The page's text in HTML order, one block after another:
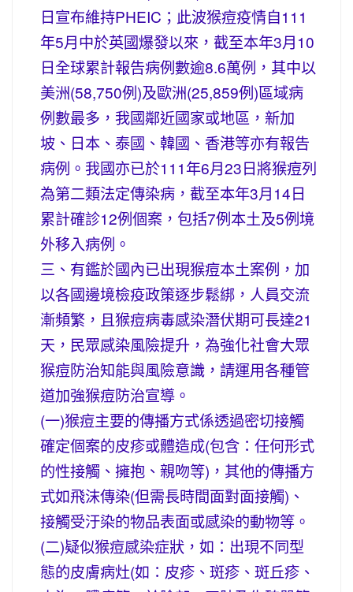
日宣布維持PHEIC；此波猴痘疫情自111
年5月中於英國爆發以來，截至本年3月10
日全球累計報告病例數逾8.6萬例，其中以
美洲(58,750例)及歐洲(25,859例)區域病
例數最多，我國鄰近國家或地區，新加
坡、日本、泰國、韓國、香港等亦有報告
病例。我國亦已於111年6月23日將猴痘列
為第二類法定傳染病，截至本年3月14日
累計確診12例個案，包括7例本土及5例境
外移入病例。
三、有鑑於國內已出現猴痘本土案例，加
以各國邊境檢疫政策逐步鬆綁，人員交流
漸頻繁，且猴痘病毒感染潛伏期可長達21
天，民眾感染風險提升，為強化社會大眾
猴痘防治知能與風險意識，請運用各種管
道加強猴痘防治宣導。
(一)猴痘主要的傳播方式係透過密切接觸
確定個案的皮疹或體造成(包含：任何形式
的性接觸、擁抱、親吻等)，其他的傳播方
式如飛沫傳染(但需長時間面對面接觸)、
接觸受汙染的物品表面或感染的動物等。
(二)疑似猴痘感染症狀，如：出現不同型
態的皮膚病灶(如：皮疹、斑疹、斑丘疹、